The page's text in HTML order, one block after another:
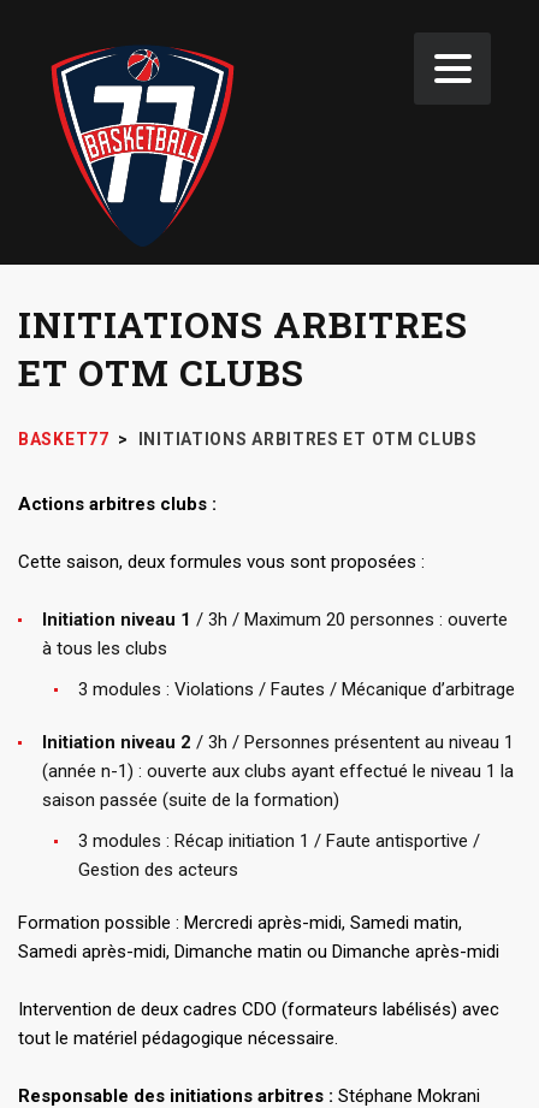
INITIATIONS ARBITRES
ET OTM CLUBS
BASKET77 > INITIATIONS ARBITRES ET OTM CLUBS
Actions arbitres clubs :
Cette saison, deux formules vous sont proposées :
Initiation niveau 1 / 3h / Maximum 20 personnes : ouverte
à tous les clubs
3 modules : Violations / Fautes / Mécanique d’arbitrage
Initiation niveau 2 / 3h / Personnes présentent au niveau 1
(année n-1) : ouverte aux clubs ayant effectué le niveau 1 la
saison passée (suite de la formation)
3 modules : Récap initiation 1 / Faute antisportive /
Gestion des acteurs
Formation possible : Mercredi après-midi, Samedi matin,
Samedi après-midi, Dimanche matin ou Dimanche après-midi
Intervention de deux cadres CDO (formateurs labélisés) avec
tout le matériel pédagogique nécessaire.
Responsable des initiations arbitres : Stéphane Mokrani